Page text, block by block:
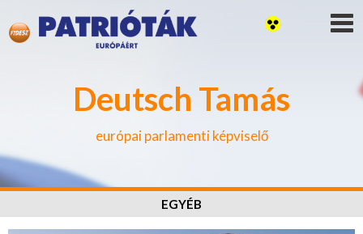
Deutsch Tamás
európai parlamenti képviselő
EGYÉB